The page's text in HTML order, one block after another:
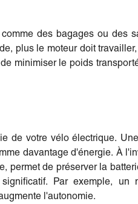
des bagages ou des
plus le moteur doit
minimiser le poids
de votre vélo électrique.
davantage d'énergie. À
permet de préserver la
Par exemple, un
l'autonomie.